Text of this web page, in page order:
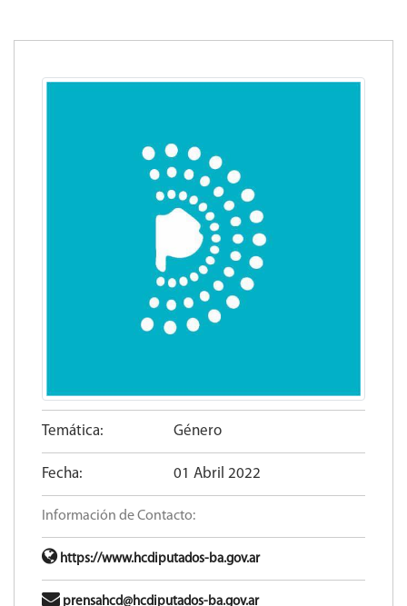
Temática: Género
Fecha: 01 Abril 2022
Información de Contacto:
https://www.hcdiputados-ba.gov.ar
prensahcd@hcdiputados-ba.gov.ar